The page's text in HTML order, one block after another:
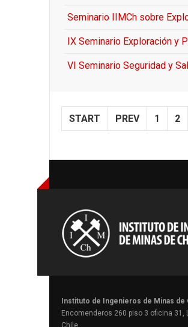
Seminario IIMCh sobre
IX Seminario Exploración y
VI Seminario Seguridad y
START PREV 1 2
Instituto de Ingenieros de Minas de
Encomenderos 260 piso 3 oficina 31,